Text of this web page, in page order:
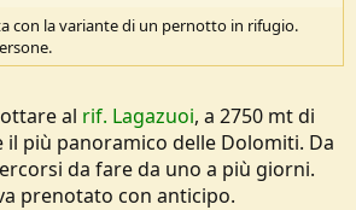
con la variante di un pernotto in rifugio.
al rif. Lagazuoi, a 2750 mt di
il più panoramico delle Dolomiti. Da
da fare da uno a più giorni.
prenotato con anticipo.